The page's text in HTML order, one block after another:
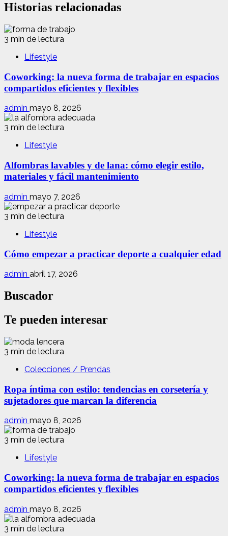
Historias relacionadas
3 min de lectura
Lifestyle
Coworking: la nueva forma de trabajar en espacios
compartidos eficientes y flexibles
admin mayo 8, 2026
3 min de lectura
Lifestyle
Alfombras lavables y de lana: cómo elegir estilo,
materiales y fácil mantenimiento
admin mayo 7, 2026
3 min de lectura
Lifestyle
Cómo empezar a practicar deporte a cualquier edad
admin abril 17, 2026
Buscador
Te pueden interesar
3 min de lectura
Colecciones / Prendas
Ropa íntima con estilo: tendencias en corsetería y
sujetadores que marcan la diferencia
admin mayo 8, 2026
3 min de lectura
Lifestyle
Coworking: la nueva forma de trabajar en espacios
compartidos eficientes y flexibles
admin mayo 8, 2026
3 min de lectura